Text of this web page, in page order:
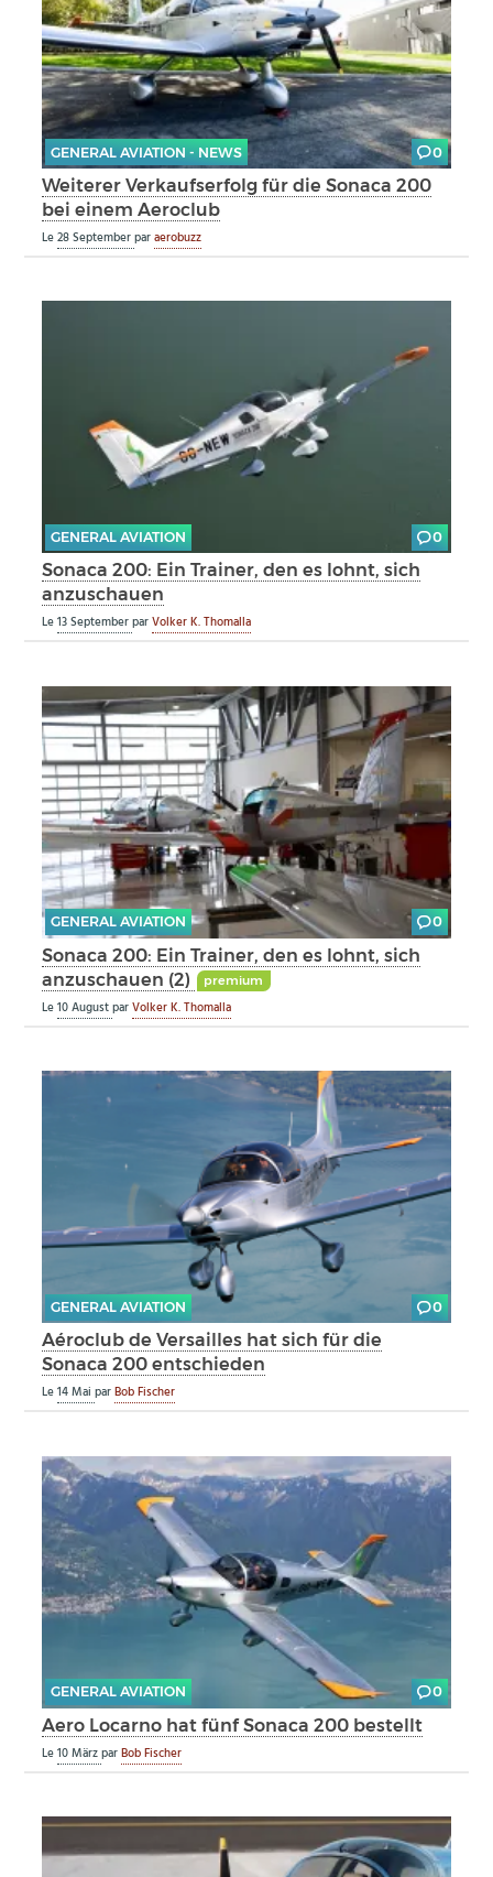
GENERAL AVIATION - NEWS 0
Weiterer Verkaufserfolg für die Sonaca 200
bei einem Aeroclub
Le28 Septemberparaerobuzz
GENERAL AVIATION 0
Sonaca 200: Ein Trainer, den es lohnt, sich
anzuschauen
Le13 SeptemberparVolker K. Thomalla
GENERAL AVIATION 0
Sonaca 200: Ein Trainer, den es lohnt, sich
anzuschauen (2)
premium
Le10 AugustparVolker K. Thomalla
GENERAL AVIATION 0
Aéroclub de Versailles hat sich für die
Sonaca 200 entschieden
Le14 MaiparBob Fischer
GENERAL AVIATION 0
Aero Locarno hat fünf Sonaca 200 bestellt
Le10 MärzparBob Fischer